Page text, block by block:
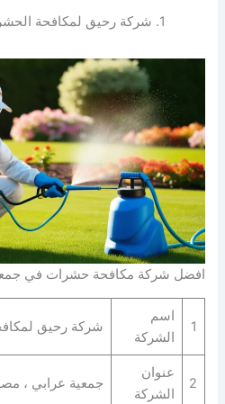
1. شركة رحيق لمكافحة الحشرات في جمعية عرابي
افضل شركة مكافحة حشرات في
1
اسم
الشركة
شركة رحيق
2
عنوان
الشركة
جمعية عرابي ،